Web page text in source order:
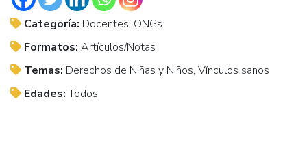
Categoría: Docentes, ONGs
Formatos: Artículos/Notas
Temas: Derechos de Niñas y Niños, Vínculos sanos
Edades:Todos